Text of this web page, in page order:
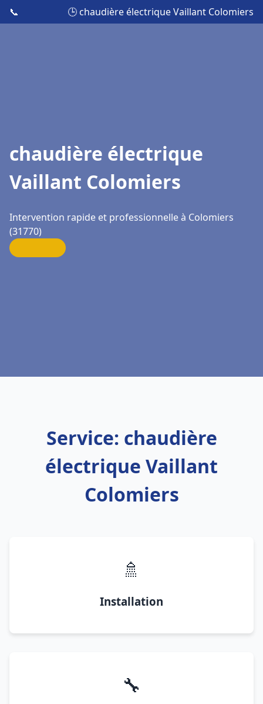
📞 🕒 chaudière électrique Vaillant Colomiers
chaudière électrique
Vaillant Colomiers
Intervention rapide et professionnelle à Colomiers
(31770)
Service: chaudière
électrique Vaillant
Colomiers
🚿
Installation
🔧